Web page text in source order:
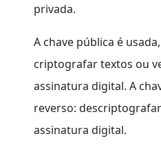
privada.
A chave pública é
criptografar textos ou
assinatura digital. A
reverso:
assinatura digital.